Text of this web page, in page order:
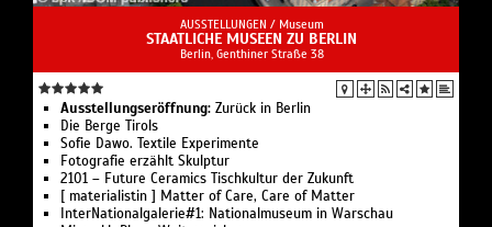
AUSSTELLUNGEN / Museum
STAATLICHE MUSEEN ZU BERLIN
Berlin, Genthiner Straße 38
Ausstellungseröffnung: Zurück in Berlin
Die Berge Tirols
Sofie Dawo. Textile Experimente
Fotografie erzählt Skulptur
2101 – Future Ceramics Tischkultur der Zukunft
[ materialistin ] Matter of Care, Care of Matter
InterNationalgalerie#1: Nationalmuseum in Warschau